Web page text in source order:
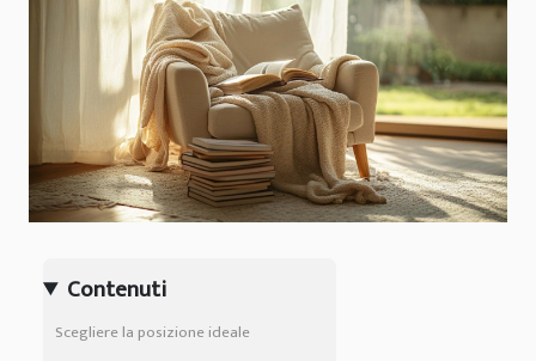
Contenuti
Scegliere la posizione ideale